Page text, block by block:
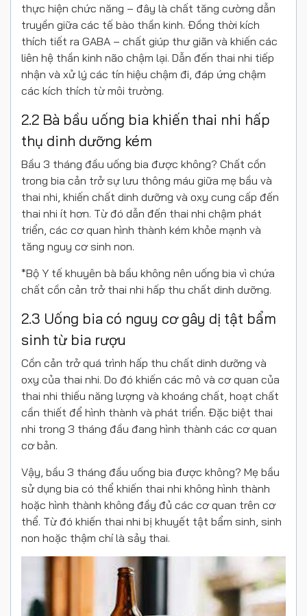
thực hiện chức năng – đây là chất tăng cường dẫn
truyền giữa các tế bào thần kinh. Đồng thời kích
thích tiết ra GABA – chất giúp thư giãn và khiến các
liên hệ thần kinh não chậm lại. Dẫn đến thai nhi tiếp
nhận và xử lý các tín hiệu chậm đi, đáp ứng chậm
các kích thích từ môi trường.
2.2 Bà bầu uống bia khiến thai nhi hấp
thụ dinh dưỡng kém
Bầu 3 tháng đầu uống bia được không? Chất cồn
trong bia cản trở sự lưu thông máu giữa mẹ bầu và
thai nhi, khiến chất dinh dưỡng và oxy cung cấp đến
thai nhi ít hơn. Từ đó dẫn đến thai nhi chậm phát
triển, các cơ quan hình thành kém khỏe mạnh và
tăng nguy cơ sinh non.
*Bộ Y tế khuyên bà bầu không nên uống bia vì chứa
chất cồn cản trở thai nhi hấp thu chất dinh dưỡng.
2.3 Uống bia có nguy cơ gây dị tật bẩm
sinh từ bia rượu
Cồn cản trở quá trình hấp thu chất dinh dưỡng và
oxy của thai nhi. Do đó khiến các mô và cơ quan của
thai nhi thiếu năng lượng và khoáng chất, hoạt chất
cần thiết để hình thành và phát triển. Đặc biệt thai
nhi trong 3 tháng đầu đang hình thành các cơ quan
cơ bản.
Vậy, bầu 3 tháng đầu uống bia được không? Mẹ bầu
sử dụng bia có thể khiến thai nhi không hình thành
hoặc hình thành không đầy đủ các cơ quan trên cơ
thể. Từ đó khiến thai nhi bị khuyết tật bẩm sinh, sinh
non hoặc thậm chí là sảy thai.